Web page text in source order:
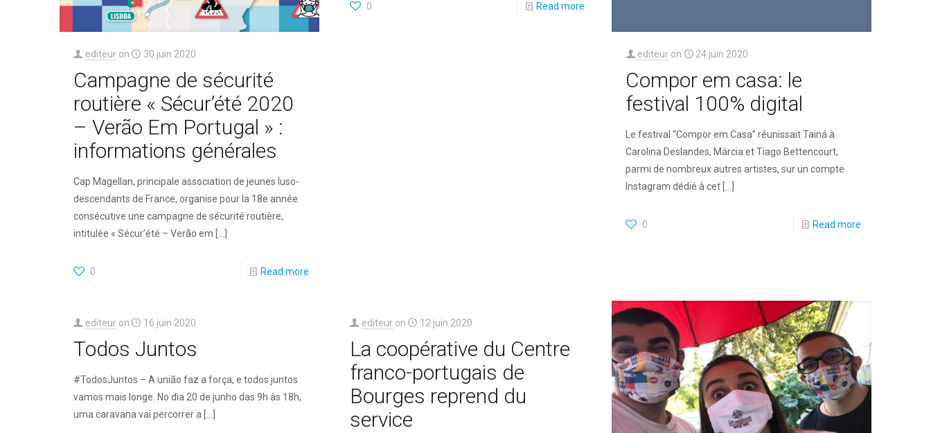
editeur on 30 juin 2020
Campagne de sécurité
routière « Sécur’été 2020
– Verão Em Portugal » :
informations générales
Cap Magellan, principale association de jeunes luso-
descendants de France, organise pour la 18e année
consécutive une campagne de sécurité routière,
intitulée « Sécur’été – Verão em
0 Read more
0 Read more
editeur on 24 juin 2020
Compor em casa: le
festival 100% digital
Le festival “Compor em Casa” réunissait Tainá à
Carolina Deslandes, Márcia et Tiago Bettencourt,
parmi de nombreux autres artistes, sur un compte
Instagram dédié à cet
0 Read more
editeur on 16 juin 2020
Todos Juntos
#TodosJuntos – A união faz a força, e todos juntos
vamos mais longe. No dia 20 de junho das 9h às 18h,
uma caravana vai percorrer a
editeur on 12 juin 2020
La coopérative du Centre
franco-portugais de
Bourges reprend du
service